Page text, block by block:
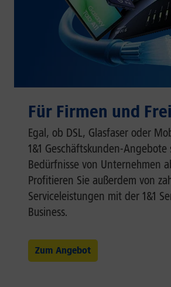
Für Firmen und
Egal, ob DSL, Glasfaser oder
1&1 Geschäftskunden-
Bedürfnisse von Unternehmen
Profitieren Sie außerdem von
Serviceleistungen mit der 1&1
Business.
Zum Angebot